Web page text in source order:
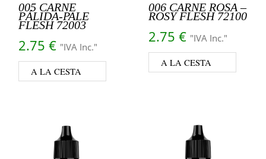
005 CARNE
PÁLIDA-PALE
FLESH 72003
2.75 € "IVA Inc."
A LA CESTA
006 CARNE ROSA –
ROSY FLESH 72100
2.75 € "IVA Inc."
A LA CESTA